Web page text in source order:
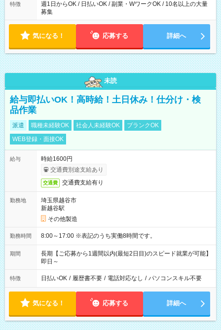
特徴
週1日からOK / 日払いOK / 副業・WワークOK / 10名以上の大量
募集
気になる！ 応募する 詳細へ
未読
給与即払いOK！高時給！土日休み！仕分け・検
品作業
派遣 職種未経験OK 社会人未経験OK
ブランクOK
WEB登録・面接OK
給与
時給1600円
交通費別途支給あり
交通費 交通費支給有り
勤務地
埼玉県越谷市
新越谷駅
その他製造
勤務時間 8:00～17:00 ※表記のうち実働8時間です。
期間
長期【ご応募から1週間以内(最短2日目)のスピード就業が可能】
即日～
特徴 日払いOK / 履歴書不要 / 電話対応なし / パソコンスキル不要
気になる！ 応募する 詳細へ